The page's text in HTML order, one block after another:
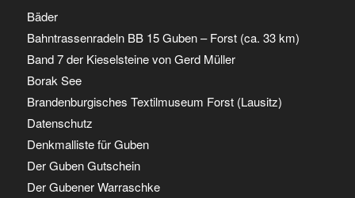
Bäder
Bahntrassenradeln BB 15 Guben – Forst (ca. 33 km)
Band 7 der Kieselsteine von Gerd Müller
Borak See
Brandenburgisches Textilmuseum Forst (Lausitz)
Datenschutz
Denkmalliste für Guben
Der Guben Gutschein
Der Gubener Warraschke